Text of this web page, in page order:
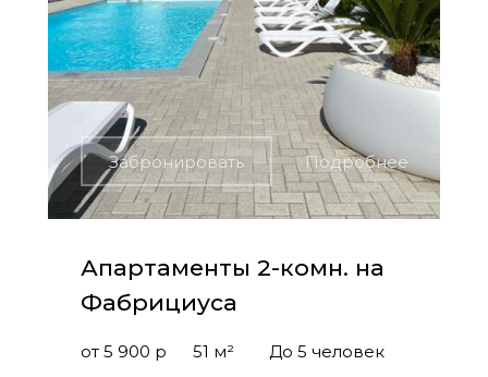
Апартаменты 2-комн. на
Фабрициуса
от 5 900 р 51 м² До 5 человек
Подробнее
Забронировать